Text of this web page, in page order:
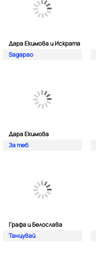
Дара Екимова и Искрата
Sagapao
Дара Екимова
За теб
Графа и Белослава
Танцувай